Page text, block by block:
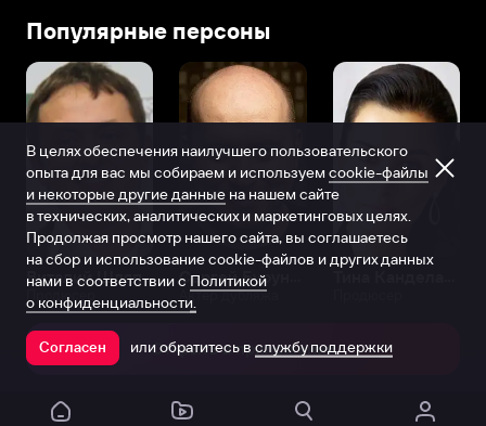
Популярные персоны
Виталий Шляппо
Продюсер Актёр дубляжа
Открыть в приложении
В целях обеспечения наилучшего пользовательского
опыта для вас мы собираем и используем cookie-файлы
и некоторые другие данные на нашем сайте
в технических, аналитических и маркетинговых целях.
Продолжая просмотр нашего сайта, вы соглашаетесь
на сбор и использование cookie-файлов и других данных
нами в соответствии с Политикой
о конфиденциальности.
Согласен или обратитесь в службу поддержки